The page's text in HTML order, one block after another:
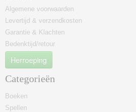
Algemene voorwaarden
Levertijd & verzendkosten
Garantie & Klachten
Bedenktijd/retour
Herroeping
Categorieën
Boeken
Spellen